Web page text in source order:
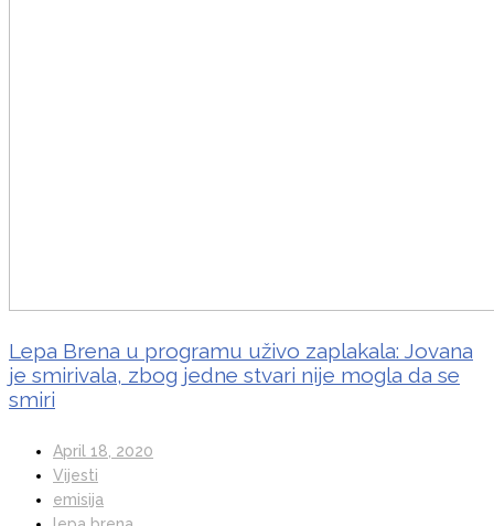
Lepa Brena u programu uživo zaplakala: Jovana
je smirivala, zbog jedne stvari nije mogla da se
smiri
April 18, 2020
Vijesti
emisija